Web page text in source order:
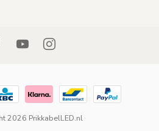
2026 PrikkabelLED.nl